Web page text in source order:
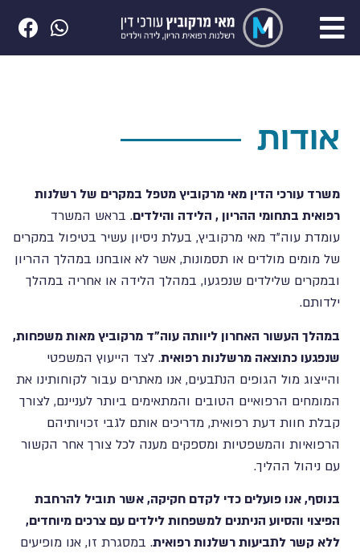
אודות
משרד עורכי הדין מאי מרקוביץ מטפל במקרים של רשלנות
רפואית בתחומי ההריון , הלידה והילדים. בראש המשרד
עומדת עוה"ד מאי מרקוביץ, בעלת ניסיון עשיר בטיפול במקרים
של מומים מולדים או תסמונות, אשר לא אובחנו במהלך ההריון
ובמקרים שלילדים שנפגעו, במהלך הלידה או אחריה במהלך
ילדותם.
במהלך העשור האחרון ליוותה עוה"ד מרקוביץ מאות משפחות,
שנפגעו כתוצאה מרשלנות רפואית. לצד הייעוץ המשפטי
והייצוג מול הגופים הנתבעים, אנו מאתרים עבור לקוחותינו את
המומחים הרפואיים הטובים והמתאימים ביותר לעניינם, לצורך
קבלת חוות דעת רפואית, מדריכים אותם לגבי זכויותיהם
הרפואיות והמשפטיות ומספקים מענה לכל צורך אחר הקשור
עם ניהול ההליך.
בנוסף, אנו פועלים כדי לקדם חקיקה, אשר תוביל להרחבת
הפיצוי והסיוע הניתנים למשפחות לילדים עם צרכים מיוחדים,
ללא קשר לתביעות רשלנות רפואית. במסגרת זו, אנו מופיעים